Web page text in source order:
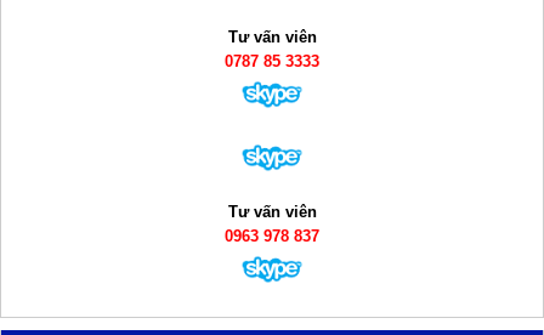
Tư vấn viên
0787 85 3333
Tư vấn viên
0963 978 837